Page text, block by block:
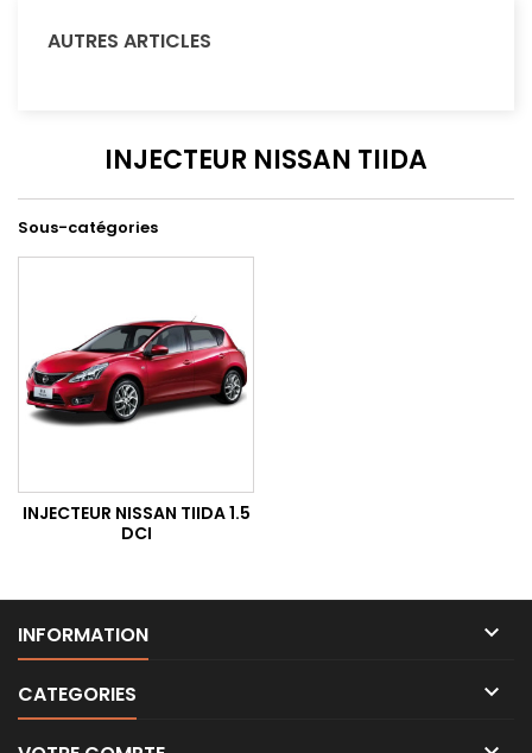
AUTRES ARTICLES
INJECTEUR NISSAN TIIDA
Sous-catégories
INJECTEUR NISSAN TIIDA 1.5
DCI
INFORMATION 
CATEGORIES 